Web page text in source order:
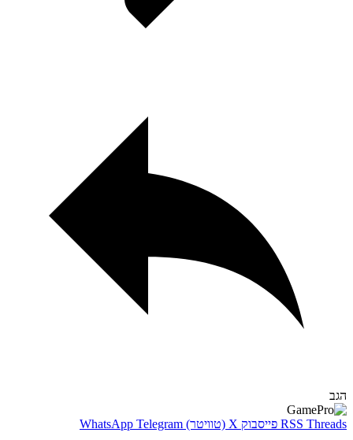
RSS פייסבוק X (טוויטר) WhatsApp Telegram